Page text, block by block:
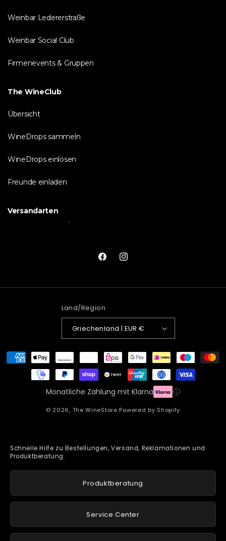
Weinbar Ledererstraße
Weinbar Social Club
Firmenevents & Gruppen
The WineClub
Übersicht
WineDrops sammeln
WineDrops einlösen
Freunde einladen
Versandarten
FacebookInstagram
Land/Region
Griechenland | EUR €
Zahlungsmethoden
Monatliche Zahlung mit Klarna
© 2026, The WineStore Powered by Shopify
Schnelle Hilfe zu Bestellungen, Versand, Reklamationen und
Produktberatung.
Produktberatung
Service Center